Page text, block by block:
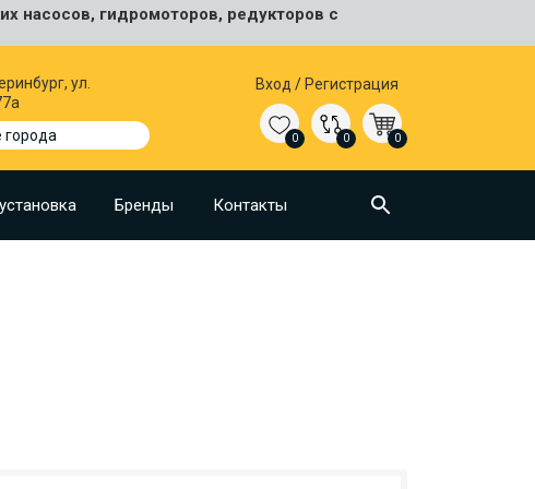
насосов, гидромоторов, редукторов с
ул.
города
Вход / Регистрация
0 0 0
Бренды Контакты